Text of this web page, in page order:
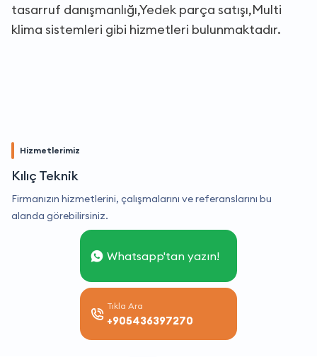
tasarruf danışmanlığı,Yedek parça satışı,Multi
klima sistemleri gibi hizmetleri bulunmaktadır.
Hizmetlerimiz
Kılıç Teknik
Firmanızın hizmetlerini, çalışmalarını ve referanslarını bu
alanda görebilirsiniz.
Whatsapp'tan yazın!
Tıkla Ara
+905436397270